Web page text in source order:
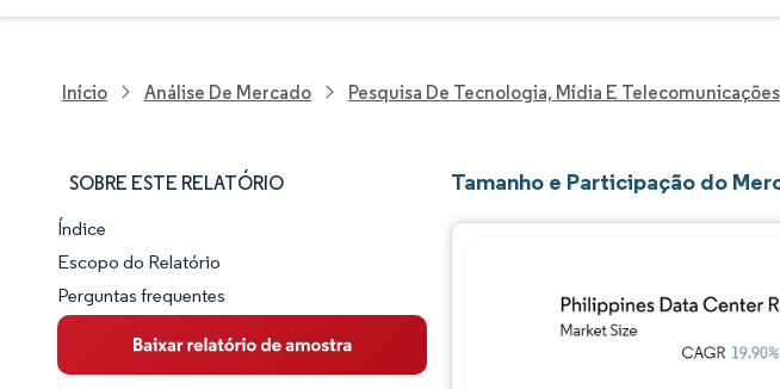
Início Análise De Mercado Pesquisa De Tecnologia, Mídia E Telecomunicações
SOBRE ESTE RELATÓRIO
Panorama do Mercado
Visão Geral do Mercado
Principais Tendências de Mercado
Índice
Escopo do Relatório
Perguntas frequentes
Tamanho e Participação do